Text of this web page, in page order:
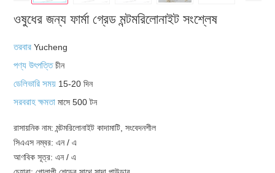
ওষুধের জন্য ফার্মা গ্রেড মন্টমরিলোনাইট সংশ্লেষ
তরবারYucheng
পণ্য উৎপত্তিচীন
ডেলিভারি সময় 15-20 দিন
সরবরাহ ক্ষমতামাসে 500 টন
রাসায়নিক নাম: মন্টমরিলোনাইট কাদামাটি, সংবেদনশীল
সিএএস নম্বর: এন / এ
আণবিক সূত্র: এন / এ